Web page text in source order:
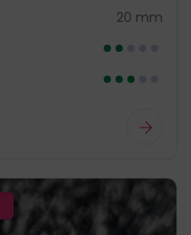
20 mm